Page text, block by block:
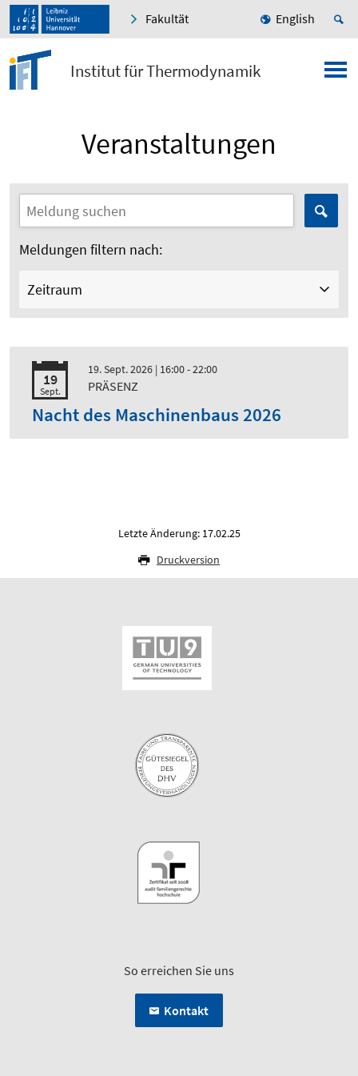
Fakultät English
Institut für Thermodynamik
Veranstaltungen
Meldungen filtern nach:
Zeitraum
19
Sept.
19. Sept. 2026 | 16:00 - 22:00
PRÄSENZ
Nacht des Maschinenbaus 2026
Letzte Änderung: 17.02.25
Druckversion
So erreichen Sie uns
Kontakt